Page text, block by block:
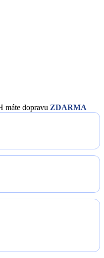
máte dopravu ZDARMA